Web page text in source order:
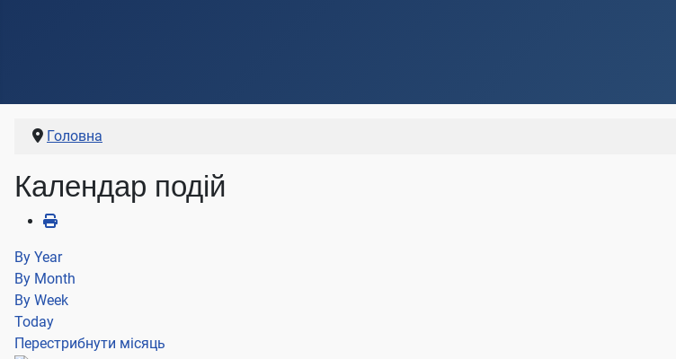
Головна
Календар подій
By Year
By Month
By Week
Today
Перестрибнути місяць